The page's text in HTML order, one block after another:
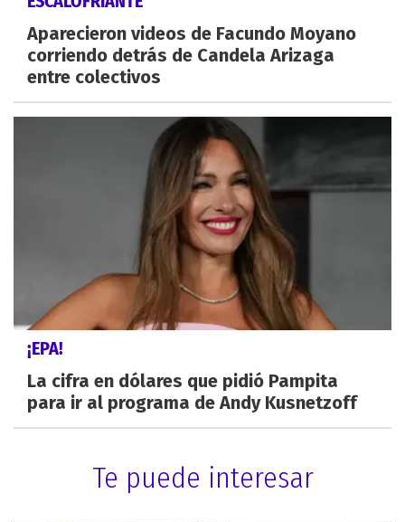
Aparecieron videos de Facundo Moyano
corriendo detrás de Candela Arizaga
entre colectivos
¡EPA!
La cifra en dólares que pidió Pampita
para ir al programa de Andy Kusnetzoff
Te puede interesar